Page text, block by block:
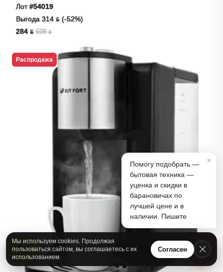
Лот#54019
Выгода 314 ƃ (-52%)
284 ƃ 598 ƃ
Распродажа
Мы используем cookies. Продолжая
пользоваться сайтом, вы соглашаетесь с их
использованием.
Согласен
Помогу подобрать —
бытовая техника —
уценка и скидки в
барановичах по
лучшей цене и в
наличии. Пишите
×
А